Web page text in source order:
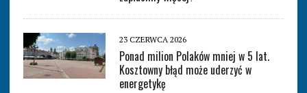
23 CZERWCA 2026
Ponad milion Polaków mniej w 5 lat.
Kosztowny błąd może uderzyć w
energetykę